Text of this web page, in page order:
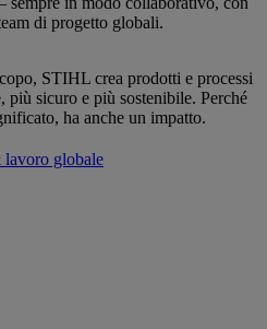
di progetto globali.
STIHL crea prodotti e processi
sicuro e più sostenibile. Perché
ha anche un impatto.
globale